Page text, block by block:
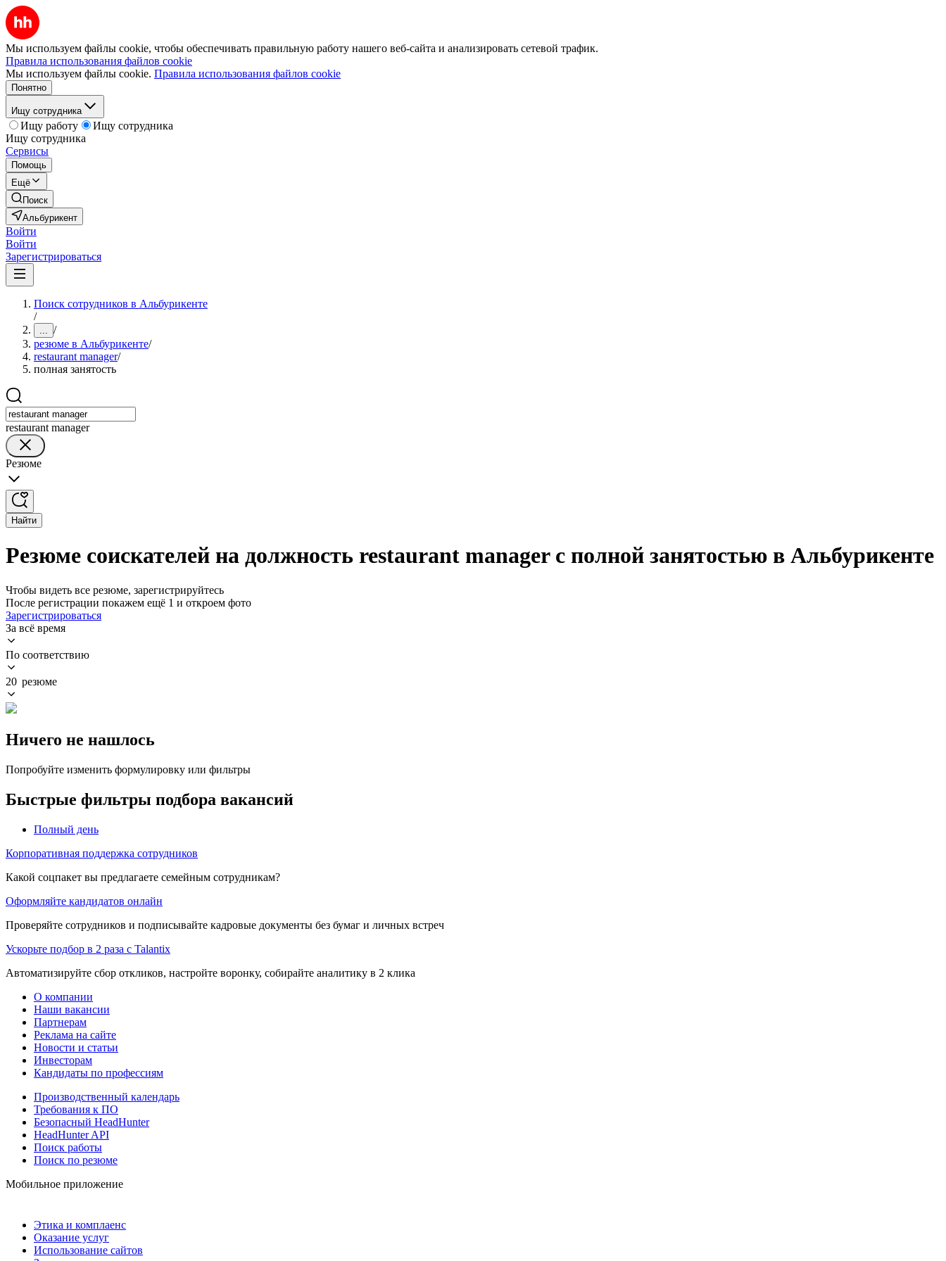
Мы используем файлы cookie, чтобы обеспечивать правильную работу нашего веб-сайта и анализировать сетевой трафик.
Правила использования файлов cookie
Мы используем файлы cookie. Правила использования файлов cookie
Понятно
Ищу сотрудника
Ищу работу
Ищу сотрудника
Ищу сотрудника
Сервисы
Помощь
Ещё
Поиск
Альбурикент
Войти
Войти
Зарегистрироваться
Поиск сотрудников в Альбурикенте
/
... /
резюме в Альбурикенте/
restaurant manager/
полная занятость
restaurant manager
Резюме
Найти
Резюме соискателей на должность restaurant manager с полной занятостью в Альбурикенте
Чтобы видеть все резюме, зарегистрируйтесь
После регистрации покажем ещё 1 и откроем фото
Зарегистрироваться
За всё время
По соответствию
20 резюме
Ничего не нашлось
Попробуйте изменить формулировку или фильтры
Быстрые фильтры подбора вакансий
Полный день
Корпоративная поддержка сотрудников
Какой соцпакет вы предлагаете семейным сотрудникам?
Оформляйте кандидатов онлайн
Проверяйте сотрудников и подписывайте кадровые документы без бумаг и личных встреч
Ускорьте подбор в 2 раза с Talantix
Автоматизируйте сбор откликов, настройте воронку, собирайте аналитику в 2 клика
О компании
Наши вакансии
Партнерам
Реклама на сайте
Новости и статьи
Инвесторам
Кандидаты по профессиям
Производственный календарь
Требования к ПО
Безопасный HeadHunter
HeadHunter API
Поиск работы
Поиск по резюме
Мобильное приложение
Этика и комплаенс
Оказание услуг
Использование сайтов